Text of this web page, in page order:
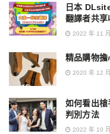
日本
翻譯者共享
2022 年 11
精品購物
2020 年 12
如何看出
判別方法
2022 年 10